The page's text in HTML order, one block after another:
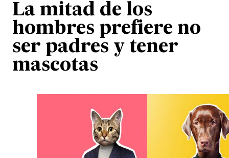
La mitad de los
hombres prefiere no
ser padres y tener
mascotas